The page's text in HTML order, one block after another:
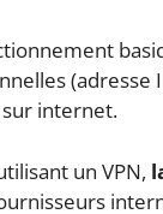
(adresse
internet.
un VPN,